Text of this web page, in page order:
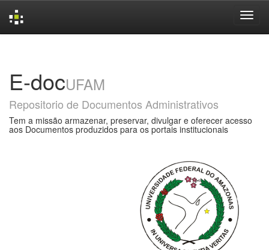
E-docUFAM
Repositorio de Documentos Administrativos
Tem a missão armazenar, preservar, divulgar e oferecer acesso
aos Documentos produzidos para os portais institucionais